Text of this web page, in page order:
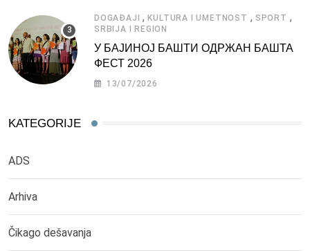
DOGAĐAJI ,KULTURA I UMETNOST , SPORT ,
SRBIJA I REGION
У БАЈИНОЈ БАШТИ ОДРЖАН БАШТА
ФЕСТ 2026
13/07/2026
KATEGORIJE
ADS
Arhiva
Čikago dešavanja